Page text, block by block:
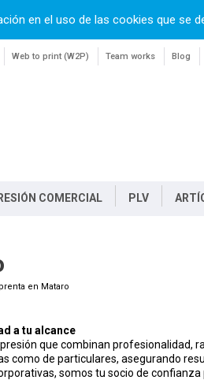
en el uso de las cookies que se
Web to print (W2P) Team works Blog
COMERCIAL PLV
en Mataro
a tu alcance
que combinan profesionalidad,
como de particulares, asegurando
somos tu socio de confianza